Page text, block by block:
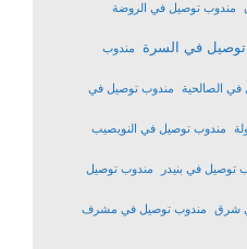
مندوب توصيل في الروضة
في السرة مندوب
الصالحية مندوب توصيل في
مندوب توصيل في النويصيب
توصيل في بنيدر مندوب توصيل
شرق مندوب توصيل في مشرف